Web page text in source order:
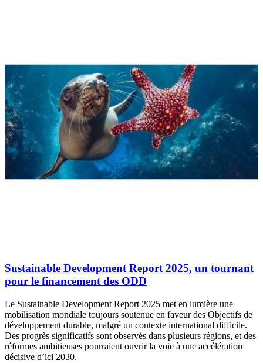
Sustainable Development Report 2025, un tournant
pour le financement des ODD
Le Sustainable Development Report 2025 met en lumière une
mobilisation mondiale toujours soutenue en faveur des Objectifs de
développement durable, malgré un contexte international difficile.
Des progrès significatifs sont observés dans plusieurs régions, et des
réformes ambitieuses pourraient ouvrir la voie à une accélération
décisive d’ici 2030.